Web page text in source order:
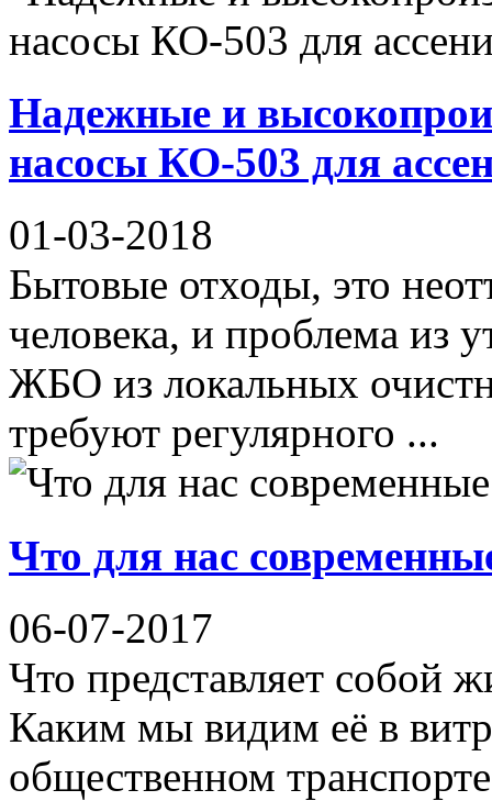
Надежные и
насосы КО-503 для
01-03-2018
Бытовые отходы, это
человека, и проблема из
ЖБО из локальных
требуют регулярного ...
Что для нас
06-07-2017
Что представляет собой
Каким мы видим её в
общественном